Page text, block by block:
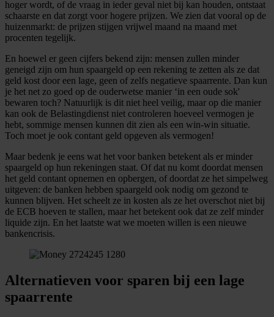
informatie over uw gebruik van onze site met onze
partners voor social media, adverteren en analyse. Deze
partners kunnen deze gegevens combineren met andere
verzameld op basis van uw gebruik van hun services.
hoger wordt, of de vraag in ieder geval niet bij kan houden, ontstaat
schaarste en dat zorgt voor hogere prijzen. We zien dat vooral op de
huizenmarkt: de prijzen stijgen vrijwel maand na maand met
procenten tegelijk.
En hoewel er geen cijfers bekend zijn: mensen zullen minder
geneigd zijn om hun spaargeld op een rekening te zetten als ze dat
geld kost door een lage, geen of zelfs negatieve spaarrente. Dan kun
je het net zo goed op de ouderwetse manier ‘in een oude sok'
bewaren toch? Natuurlijk is dit niet heel veilig, maar op die manier
kan ook de Belastingdienst niet controleren hoeveel vermogen je
hebt, sommige mensen kunnen dit zien als een win-win situatie.
Toch moet je ook contant geld opgeven als vermogen!
Maar bedenk je eens wat het voor banken betekent als er minder
spaargeld op hun rekeningen staat. Of dat nu komt doordat mensen
het geld contant opnemen en opbergen, of doordat ze het simpelweg
uitgeven: de banken hebben spaargeld ook nodig om gezond te
kunnen blijven. Het scheelt ze in kosten als ze het overschot niet bij
de ECB hoeven te stallen, maar het betekent ook dat ze zelf minder
liquide zijn. En het laatste wat we moeten willen is een nieuwe
bankencrisis.
Alternatieven voor sparen bij een lage
spaarrente